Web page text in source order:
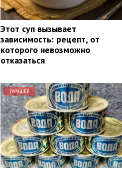
Этот суп вызывает
зависимость: рецепт, от
которого невозможно
отказаться
ЛУЧШЕЕ